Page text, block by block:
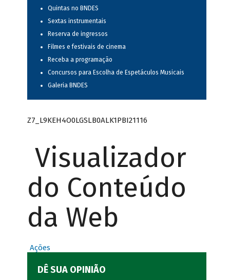
Quintas no BNDES
Sextas instrumentais
Reserva de ingressos
Filmes e festivais de cinema
Receba a programação
Concursos para Escolha de Espetáculos Musicais
Galeria BNDES
Z7_L9KEH4O0LGSLB0ALK1PBI21116
Visualizador
do Conteúdo
da Web
Ações
DÊ SUA OPINIÃO